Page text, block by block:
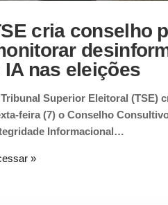
cria conselho
IA nas eleições
Superior Eleitoral (TSE)
feira (7) o Conselho
Informacional…
»